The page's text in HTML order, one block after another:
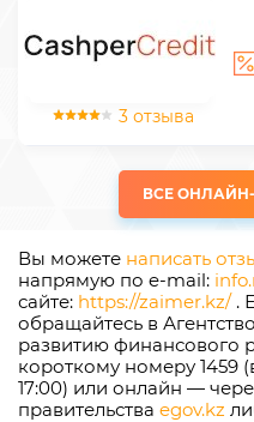
3 отзыва
ВСЕ
Вы можете написать
напрямую по e-mail:
сайте: https://zaimer.kz/.
обращайтесь в
развитию
короткому номеру 1459
17:00) или онлайн —
правительства egov.kz